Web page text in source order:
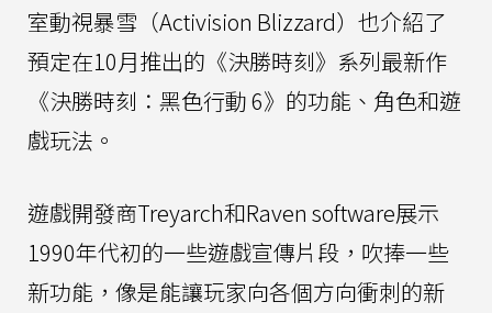
室動視暴雪（Activision Blizzard）也介紹了
預定在10月推出的《決勝時刻》系列最新作
《決勝時刻：黑色行動 6》的功能、角色和遊
戲玩法。
遊戲開發商Treyarch和Raven software展示
1990年代初的一些遊戲宣傳片段，吹捧一些
新功能，像是能讓玩家向各個方向衝刺的新